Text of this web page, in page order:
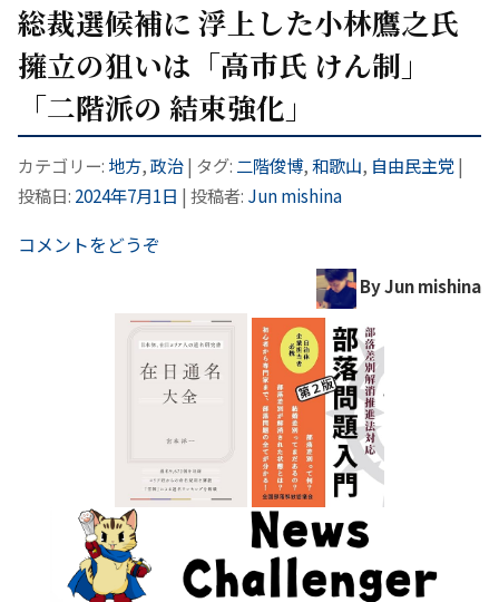
総裁選候補に 浮上した小林鷹之氏
擁立の狙いは「高市氏 けん制」
「二階派の 結束強化」
カテゴリー: 地方,政治| タグ: 二階俊博,和歌山, 自由民主党|
投稿日: 2024年7月1日 | 投稿者: Jun mishina
コメントをどうぞ
By Jun mishina